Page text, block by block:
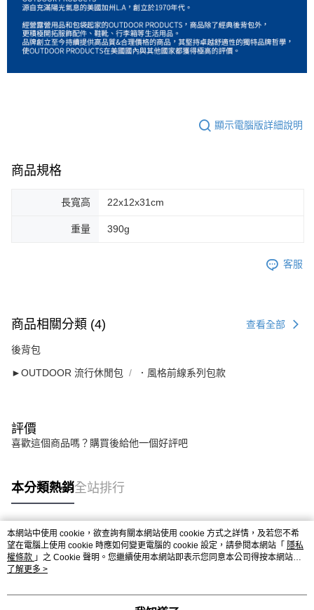
顯示電腦版詳細說明
商品規格
長寬高 22x12x31cm
重量 390g
客服
商品相關分類 (4) 查看全部
後背包
►OUTDOOR 流行休閒包 ．風格前線系列包款
評價
喜歡這個商品嗎？購買後給他一個好評吧
本分類熱銷全站排行
熱門標籤
本網站中使用 cookie，欲查詢有關本網站使用 cookie 方式之詳情，及若您不希
望在電腦上使用 cookie 時應如何變更電腦的 cookie 設定，請參閱本網站「 隱私
權條款 」之 Cookie 聲明。您繼續使用本網站即表示您同意本公司得按本網站使
用條款之 Cookie 聲明使用 cookie。
了解更多 >